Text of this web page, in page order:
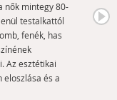
nők mintegy 80-
testalkattól
fenék, has
Az esztétikai
és a